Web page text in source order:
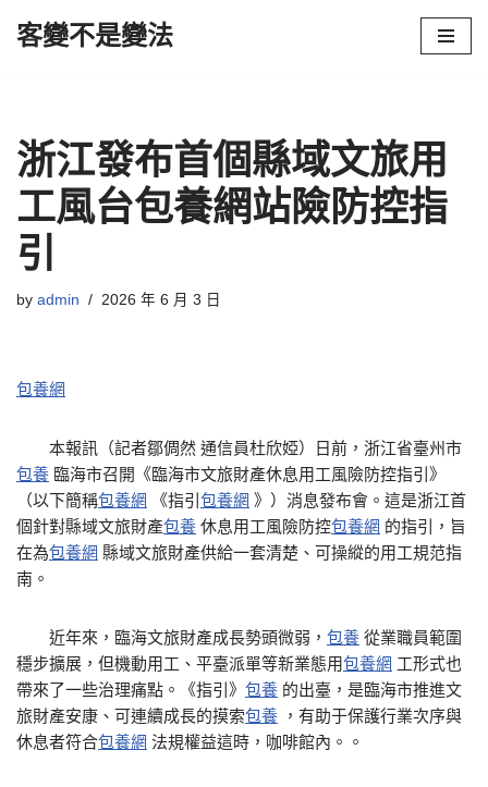
客變不是變法
浙江發布首個縣域文旅用
工風台包養網站險防控指
引
by admin 2026 年 6 月 3 日
包養網
本報訊（記者鄒倜然 通信員杜欣婭）日前，浙江省臺州市
包養 臨海市召開《臨海市文旅財產休息用工風險防控指引》
（以下簡稱包養網 《指引 包養網 》）消息發布會。這是浙江首
個針對縣域文旅財產包養 休息用工風險防控包養網 的指引，旨
在為包養網 縣域文旅財產供給一套清楚、可操縱的用工規范指
南。
近年來，臨海文旅財產成長勢頭微弱， 包養 從業職員範圍
穩步擴展，但機動用工、平臺派單等新業態用包養網 工形式也
帶來了一些治理痛點。《指引》 包養 的出臺，是臨海市推進文
旅財產安康、可連續成長的摸索包養 ，有助于保護行業次序與
休息者符合包養網 法規權益這時，咖啡館內。。